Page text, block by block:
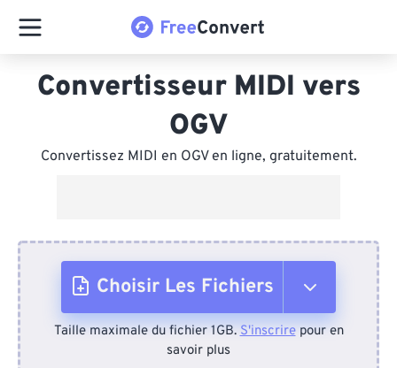
Convertisseur MIDI vers
OGV
Convertissez MIDI en OGV en ligne, gratuitement.
Choisir Les Fichiers
Depuis l'appareil
Taille maximale du fichier 1GB.S'inscrirepour en
savoir plus